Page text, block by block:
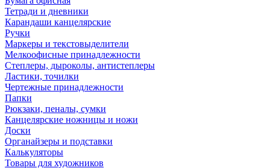
Тетради и дневники
Карандаши канцелярские
Ручки
Маркеры и текстовыделители
Мелкоофисные принадлежности
Степлеры, дыроколы, антистеплеры
Ластики, точилки
Чертежные принадлежности
Папки
Рюкзаки, пеналы, сумки
Канцелярские ножницы и ножи
Доски
Органайзеры и подставки
Калькуляторы
Товары для художников